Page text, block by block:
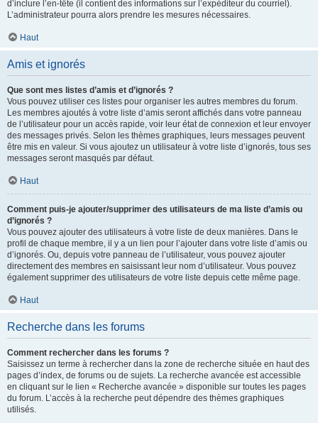
d’inclure l’en-tête (il contient des informations sur l’expéditeur du courriel).
L’administrateur pourra alors prendre les mesures nécessaires.
Haut
Amis et ignorés
Que sont mes listes d’amis et d’ignorés ?
Vous pouvez utiliser ces listes pour organiser les autres membres du forum.
Les membres ajoutés à votre liste d’amis seront affichés dans votre panneau
de l’utilisateur pour un accès rapide, voir leur état de connexion et leur envoyer
des messages privés. Selon les thèmes graphiques, leurs messages peuvent
être mis en valeur. Si vous ajoutez un utilisateur à votre liste d’ignorés, tous ses
messages seront masqués par défaut.
Haut
Comment puis-je ajouter/supprimer des utilisateurs de ma liste d’amis ou
d’ignorés ?
Vous pouvez ajouter des utilisateurs à votre liste de deux manières. Dans le
profil de chaque membre, il y a un lien pour l’ajouter dans votre liste d’amis ou
d’ignorés. Ou, depuis votre panneau de l’utilisateur, vous pouvez ajouter
directement des membres en saisissant leur nom d’utilisateur. Vous pouvez
également supprimer des utilisateurs de votre liste depuis cette même page.
Haut
Recherche dans les forums
Comment rechercher dans les forums ?
Saisissez un terme à rechercher dans la zone de recherche située en haut des
pages d’index, de forums ou de sujets. La recherche avancée est accessible
en cliquant sur le lien « Recherche avancée » disponible sur toutes les pages
du forum. L’accès à la recherche peut dépendre des thèmes graphiques
utilisés.